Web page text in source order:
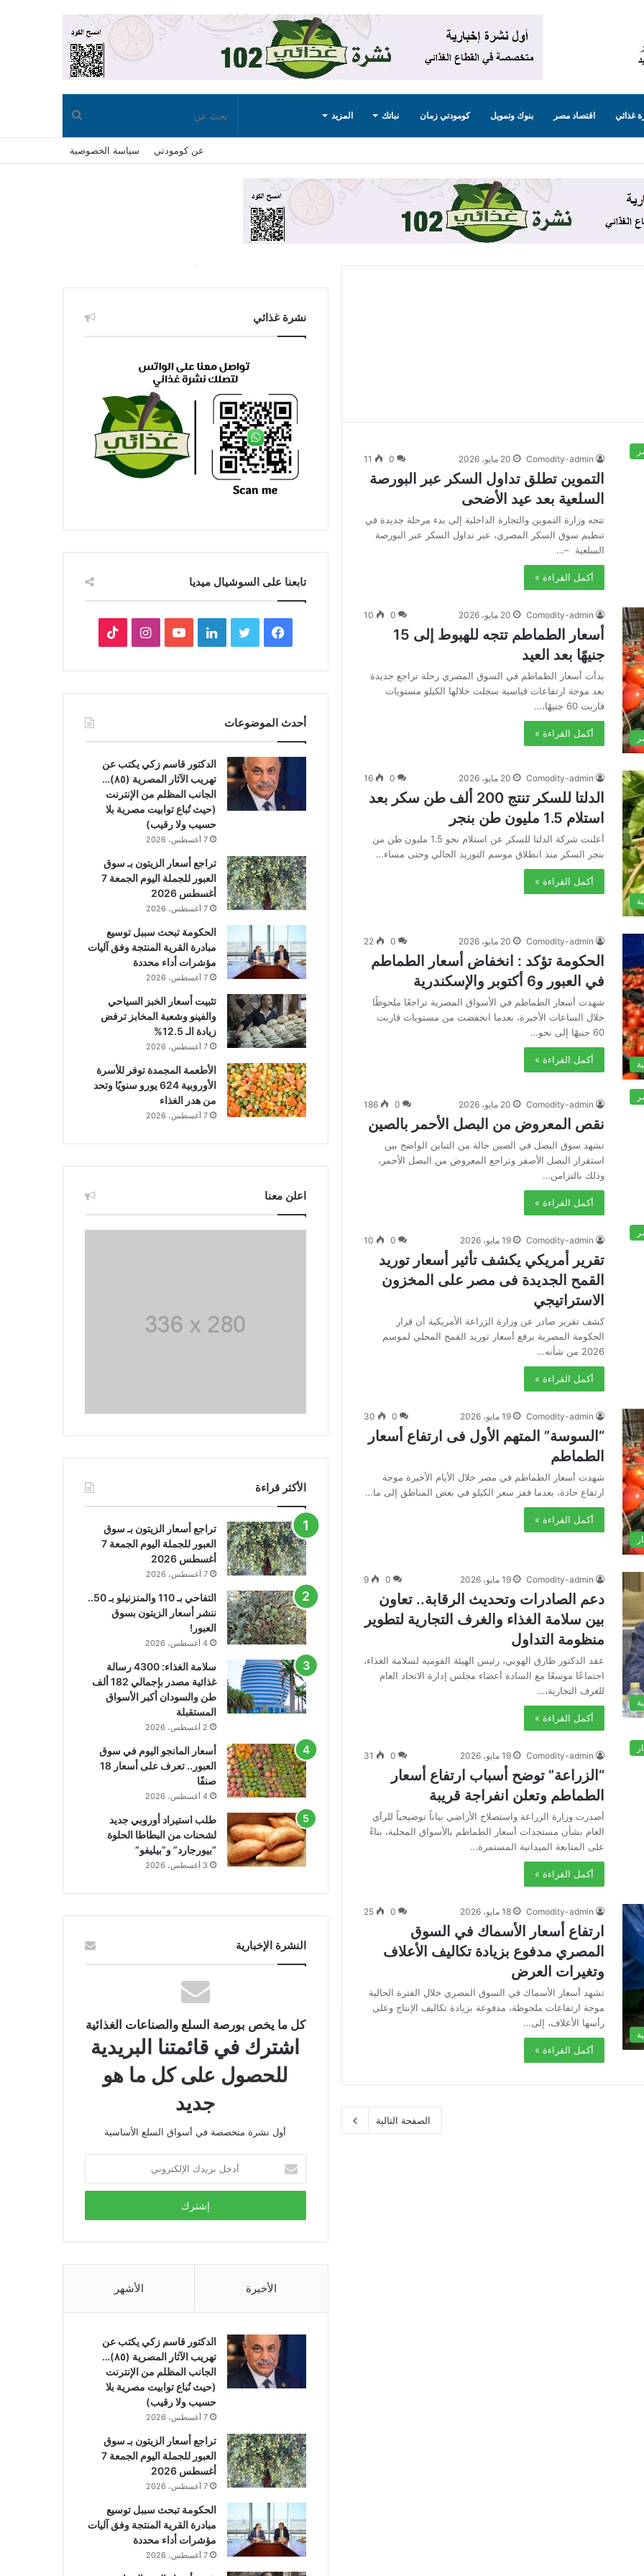
غذائي اقتصاد مصر بنوك وتمويل كومودتي زمان نباتك المزيد بحث
عن
عن كومودتي سياسة الخصوصية
Comodity-admin 20 مايو، 2026 0
11
التموين تطلق تداول السكر عبر البورصة
السلعية بعد عيد الأضحى
تتجه وزارة التموين والتجارة الداخلية إلى بدء مرحلة جديدة في
تنظيم سوق السكر المصري، عبر تداول السكر عبر البورصة
السلعية –…
أكمل القراءة »
Comodity-admin 20 مايو، 2026 0
10
أسعار الطماطم تتجه للهبوط إلى 15
جنيهًا بعد العيد
بدأت أسعار الطماطم في السوق المصري رحلة تراجع جديدة
بعد موجة ارتفاعات قياسية سجلت خلالها الكيلو مستويات
قاربت 60 جنيهًا،…
أكمل القراءة »
Comodity-admin 20 مايو، 2026 0
16
الدلتا للسكر تنتج 200 ألف طن سكر بعد
استلام 1.5 مليون طن بنجر
أعلنت شركة الدلتا للسكر عن استلام نحو 1.5 مليون طن من
بنجر السكر منذ انطلاق موسم التوريد الحالي وحتى مساء…
أكمل القراءة »
Comodity-admin 20 مايو، 2026 0
22
الحكومة تؤكد : انخفاض أسعار الطماطم
في العبور و6 أكتوبر والإسكندرية
شهدت أسعار الطماطم في الأسواق المصرية تراجعًا ملحوظًا
خلال الساعات الأخيرة، بعدما انخفضت من مستويات قاربت
60 جنيهًا إلى نحو…
أكمل القراءة »
Comodity-admin 20 مايو، 2026 0
186
نقص المعروض من البصل الأحمر بالصين
تشهد سوق البصل في الصين حالة من التباين الواضح بين
استقرار البصل الأصفر وتراجع المعروض من البصل الأحمر،
وذلك بالتزامن…
أكمل القراءة »
Comodity-admin 19 مايو، 2026 0
10
تقرير أمريكي يكشف تأثير أسعار توريد
القمح الجديدة فى مصر على المخزون
الاستراتيجي
كشف تقرير صادر عن وزارة الزراعة الأمريكية أن قرار
الحكومة المصرية برفع أسعار توريد القمح المحلي لموسم
2026 من شأنه…
أكمل القراءة »
Comodity-admin 19 مايو، 2026 0
30
“السوسة” المتهم الأول فى ارتفاع أسعار
الطماطم
شهدت أسعار الطماطم في مصر خلال الأيام الأخيرة موجة
ارتفاع حادة، بعدما قفز سعر الكيلو في بعض المناطق إلى ما…
أكمل القراءة »
Comodity-admin 19 مايو، 2026 0
9
دعم الصادرات وتحديث الرقابة.. تعاون
بين سلامة الغذاء والغرف التجارية لتطوير
منظومة التداول
عقد الدكتور طارق الهوبي، رئيس الهيئة القومية لسلامة الغذاء،
اجتماعًا موسعًا مع السادة أعضاء مجلس إدارة الاتحاد العام
للغرف التجارية،…
أكمل القراءة »
Comodity-admin 19 مايو، 2026 0
31
“الزراعة” توضح أسباب ارتفاع أسعار
الطماطم وتعلن انفراجة قريبة
أصدرت وزارة الزراعة واستصلاح الأراضي بياناً توضيحياً للرأي
العام بشأن مستجدات أسعار الطماطم بالأسواق المحلية، بناءً
على المتابعة الميدانية المستمرة…
أكمل القراءة »
Comodity-admin 18 مايو، 2026 0
25
ارتفاع أسعار الأسماك في السوق
المصري مدفوع بزيادة تكاليف الأعلاف
وتغيرات العرض
تشهد أسعار الأسماك في السوق المصري خلال الفترة الحالية
موجة ارتفاعات ملحوظة، مدفوعة بزيادة تكاليف الإنتاج وعلى
رأسها الأعلاف، إلى…
أكمل القراءة »
الصفحة التالية
نشرة غذائي
تابعنا على السوشيال ميديا
فيسبوكتويتر لينكدإنيوتيوبانستقرام
أحدث الموضوعات
الدكتور قاسم زكي يكتب عن
تهريب الآثار المصرية (٨٥)…
الجانب المظلم من الإنترنت
(حيث تُباع توابيت مصرية بلا
حسيب ولا رقيب)
7 أغسطس، 2026
تراجع أسعار الزيتون بـ سوق
العبور للجملة اليوم الجمعة 7
أغسطس 2026
7 أغسطس، 2026
الحكومة تبحث سببل توسيع
مبادرة القرية المنتجة وفق آليات
مؤشرات أداء محددة
7 أغسطس، 2026
تثبيت أسعار الخبز السياحي
والفينو وشعبة المخابز ترفض
زيادة الـ 12.5%
7 أغسطس، 2026
الأطعمة المجمدة توفر للأسرة
الأوروبية 624 يورو سنويًا وتحد
من هدر الغذاء
7 أغسطس، 2026
اعلن معنا
الأكثر قراءة
تراجع أسعار الزيتون بـ سوق
العبور للجملة اليوم الجمعة 7
أغسطس 2026
7 أغسطس، 2026
التفاحي بـ 110 والمنزنيلو بـ 50..
ننشر أسعار الزيتون بسوق
العبور!
4 أغسطس، 2026
سلامة الغذاء: 4300 رسالة
غذائية مصدر بإجمالي 182 ألف
طن والسودان أكبر الأسواق
المستقبلة
2 أغسطس، 2026
أسعار المانجو اليوم في سوق
العبور.. تعرف على أسعار 18
صنفًا
4 أغسطس، 2026
طلب استيراد أوروبي جديد
لشحنات من البطاطا الحلوة
“بيورجارد” و”بيليفو”
3 أغسطس، 2026
النشرة الإخبارية
كل ما يخص بورصة السلع والصناعات الغذائية
اشترك في قائمتنا البريدية
للحصول على كل ما هو
جديد
أول نشرة متخصصة في أسواق السلع الأساسية
بريدك
الإلكتروني
الأخيرة الأشهر
الدكتور قاسم زكي يكتب عن
تهريب الآثار المصرية (٨٥)…
الجانب المظلم من الإنترنت
(حيث تُباع توابيت مصرية بلا
حسيب ولا رقيب)
7 أغسطس، 2026
تراجع أسعار الزيتون بـ سوق
العبور للجملة اليوم الجمعة 7
أغسطس 2026
7 أغسطس، 2026
الحكومة تبحث سببل توسيع
مبادرة القرية المنتجة وفق آليات
مؤشرات أداء محددة
7 أغسطس، 2026